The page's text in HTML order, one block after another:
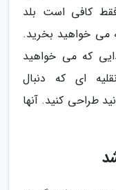
کافی است بلد
می خواهید بخرید.
که می خواهید
ای که دنبال
طراحی کنید. آنها